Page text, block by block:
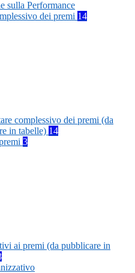
sulla Performance
dei premi 14
complessivo dei premi (da
in tabelle) 14
3
ai premi (da pubblicare in